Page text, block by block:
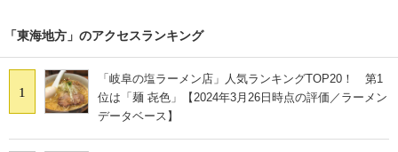
「東海地方」のアクセスランキング
1
「岐阜の塩ラーメン店」人気ランキングTOP20！ 第1
位は「麺 㐂色」【2024年3月26日時点の評価／ラーメン
データベース】